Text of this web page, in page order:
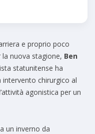
e proprio poco
nuova stagione, Ben
statunitense ha
chirurgico al
agonistica per un
un inverno da